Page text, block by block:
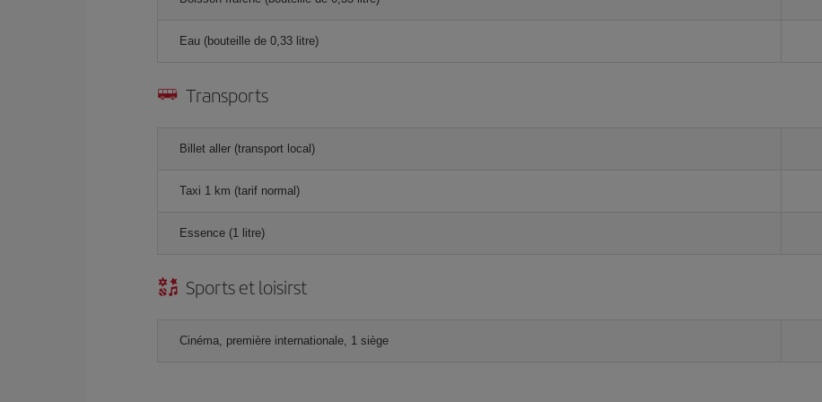
Eau (bouteille de 0,33 litre)
Transports
Billet aller (transport local)
Taxi 1 km (tarif normal)
Essence (1 litre)
Sports et loisirst
Cinéma, première internationale, 1 siège